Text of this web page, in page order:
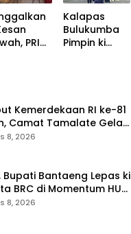
Salsa ke
Tahap
Penyidikan
PRI
Rakyat
HUT
Kalapas
Bulukumba
Pimpin ki
Kemerdekaan RI ke-81
Camat Tamalate Gelar
8, 2026
Bupati Bantaeng Lepas ki
BRC di Momentum HUT
8, 2026